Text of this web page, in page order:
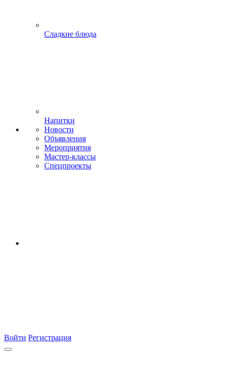
Сладкие блюда
Напитки
Новости
Объявления
Мероприятия
Мастер-классы
Спецпроекты
Войти Регистрация